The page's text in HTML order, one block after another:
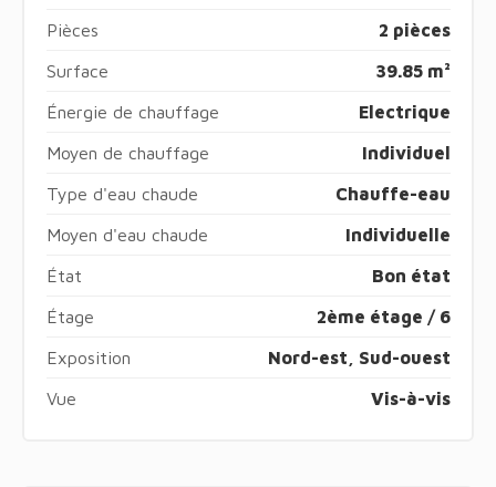
Pièces 2 pièces
Surface 39.85 m²
Énergie de chauffage Electrique
Moyen de chauffage Individuel
Type d'eau chaude Chauffe-eau
Moyen d'eau chaude Individuelle
État Bon état
Étage 2ème étage / 6
Exposition Nord-est, Sud-ouest
Vue Vis-à-vis